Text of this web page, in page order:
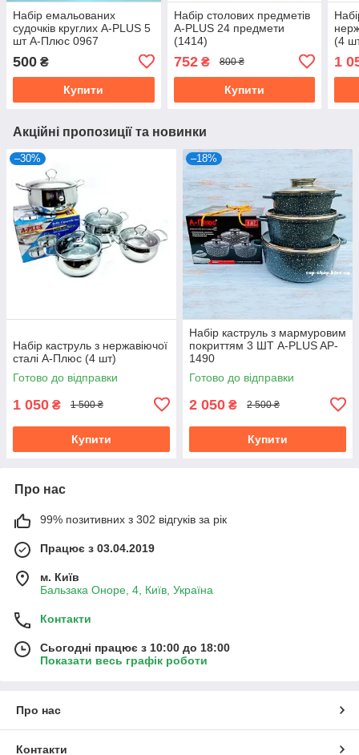
Набір емальованих
судочків круглих A-PLUS 5
шт А-Плюс 0967
500 ₴
Купити
Набір столових предметів
A-PLUS 24 предмети
(1414)
752₴ 800 ₴
Купити
(4
1
Акційні пропозиції та новинки
–30%
Набір каструль з нержавіючої
сталі А-Плюс (4 шт)
Готово до відправки
1 050 ₴ 1 500 ₴
Купити
–18%
Набір каструль з мармуровим
покриттям 3 ШТ A-PLUS AP-
1490
Готово до відправки
2 050 ₴ 2 500 ₴
Купити
Про нас
99% позитивних з 302 відгуків за рік
Працює з 03.04.2019
м. Київ
Бальзака Оноре, 4, Київ, Україна
Контакти
Сьогодні працює з 10:00 до 18:00
Показати весь графік роботи
Про нас
Контакти